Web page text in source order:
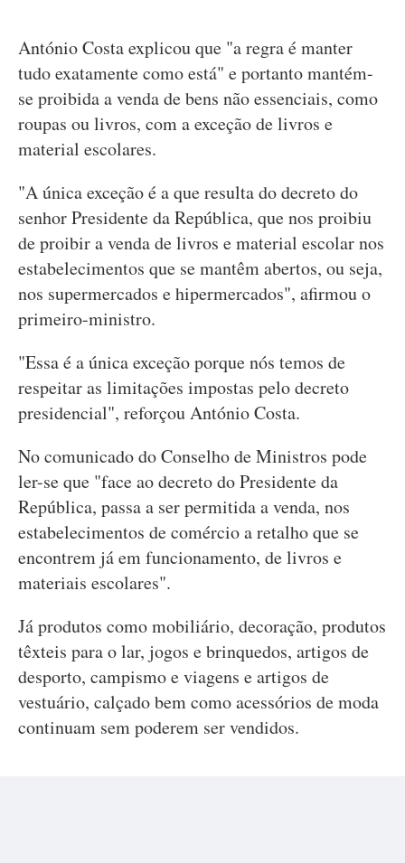
António Costa explicou que "a regra é manter
tudo exatamente como está" e portanto mantém-
se proibida a venda de bens não essenciais, como
roupas ou livros, com a exceção de livros e
material escolares.
"A única exceção é a que resulta do decreto do
senhor Presidente da República, que nos proibiu
de proibir a venda de livros e material escolar nos
estabelecimentos que se mantêm abertos, ou seja,
nos supermercados e hipermercados", afirmou o
primeiro-ministro.
"Essa é a única exceção porque nós temos de
respeitar as limitações impostas pelo decreto
presidencial", reforçou António Costa.
No comunicado do Conselho de Ministros pode
ler-se que "face ao decreto do Presidente da
República, passa a ser permitida a venda, nos
estabelecimentos de comércio a retalho que se
encontrem já em funcionamento, de livros e
materiais escolares".
Já produtos como mobiliário, decoração, produtos
têxteis para o lar, jogos e brinquedos, artigos de
desporto, campismo e viagens e artigos de
vestuário, calçado bem como acessórios de moda
continuam sem poderem ser vendidos.